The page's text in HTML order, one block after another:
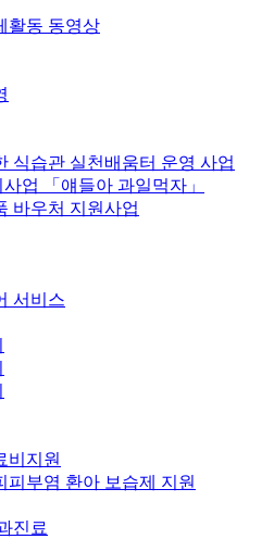
활동 동영상
식습관 실천배움터 운영 사업
업 「얘들아 과일먹자」
바우처 지원사업
서비스
비지원
피부염 환아 보습제 지원
진료